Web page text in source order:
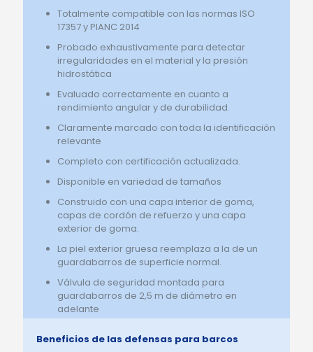
Totalmente compatible con las normas ISO
17357 y PIANC 2014
Probado exhaustivamente para detectar
irregularidades en el material y la presión
hidrostática
Evaluado correctamente en cuanto a
rendimiento angular y de durabilidad.
Claramente marcado con toda la identificación
relevante
Completo con certificación actualizada.
Disponible en variedad de tamaños
Construido con una capa interior de goma,
capas de cordón de refuerzo y una capa
exterior de goma.
La piel exterior gruesa reemplaza a la de un
guardabarros de superficie normal.
Válvula de seguridad montada para
guardabarros de 2,5 m de diámetro en
adelante
Beneficios de las defensas para barcos